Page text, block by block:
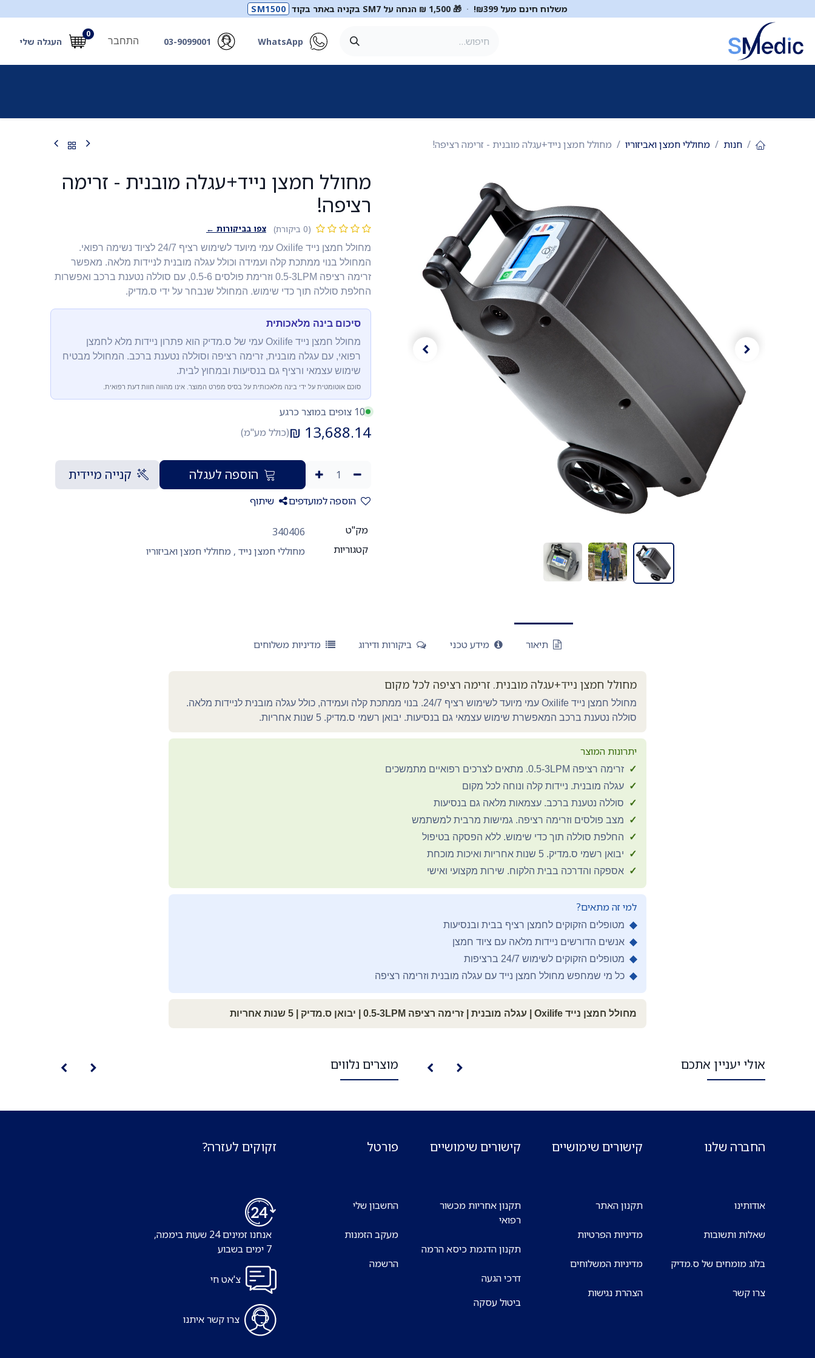
משלוח חינם מעל ₪399! · 🎁 1,500 ₪ הנחה על SM7 בקניה באתר בקוד SM1500
WhatsApp
03-9099001
0
העגלה שלי התחבר
חנות מחוללי חמצן ואביזוריו מחולל חמצן נייד+עגלה מובנית - זרימה רציפה!
מחולל חמצן נייד+עגלה מובנית - זרימה
רציפה!
(0 ביקורת) צפו בביקורות ←
מחולל חמצן נייד Oxilife עמי מיועד לשימוש רציף 24/7 לציוד נשימה רפואי.
המחולל בנוי ממתכת קלה ועמידה וכולל עגלה מובנית לניידות מלאה. מאפשר
זרימה רציפה 0.5-3LPM וזרימת פולסים 0.5-6, עם סוללה נטענת ברכב ואפשרות
החלפת סוללה תוך כדי שימוש. המחולל שנבחר על ידי ס.מדיק.
סיכום בינה מלאכותית
מחולל חמצן נייד Oxilife עמי של ס.מדיק הוא פתרון ניידות מלא לחמצן
רפואי, עם עגלה מובנית, זרימה רציפה וסוללה נטענת ברכב. המחולל מבטיח
שימוש עצמאי ורציף גם בנסיעות ובמחוץ לבית.
סוכם אוטומטית על ידי בינה מלאכותית על בסיס מפרט המוצר. אינו מהווה חוות דעת רפואית.
10 צופים במוצר כרגע
13,688.14
₪(כולל מע"מ)
הוספה לעגלה קנייה מיידית
הוספה למועדפים שיתוף
מק"ט
340406
קטגוריות
מחוללי חמצן נייד, מחוללי חמצן ואביזוריו
תיאור מידע טכני ביקורות ודירוג מדיניות משלוחים
מחולל חמצן נייד+עגלה מובנית. זרימה רציפה לכל מקום
מחולל חמצן נייד Oxilife עמי מיועד לשימוש רציף 24/7. בנוי ממתכת קלה ועמידה, כולל עגלה מובנית לניידות מלאה.
סוללה נטענת ברכב המאפשרת שימוש עצמאי גם בנסיעות. יבואן רשמי ס.מדיק. 5 שנות אחריות.
יתרונות המוצר
✓ זרימה רציפה 0.5-3LPM. מתאים לצרכים רפואיים מתמשכים
✓ עגלה מובנית. ניידות קלה ונוחה לכל מקום
✓
סוללה נטענת ברכב. עצמאות מלאה גם בנסיעות
✓
מצב פולסים וזרימה רציפה. גמישות מרבית למשתמש
✓
החלפת סוללה תוך כדי שימוש. ללא הפסקה בטיפול
✓
יבואן רשמי ס.מדיק. 5 שנות אחריות ואיכות מוכחת
✓ אספקה והדרכה בבית הלקוח. שירות מקצועי ואישי
למי זה מתאים?
◆ מטופלים הזקוקים לחמצן רציף בבית ובנסיעות
◆ אנשים הדורשים ניידות מלאה עם ציוד חמצן
◆ מטופלים הזקוקים לשימוש 24/7 ברציפות
◆ כל מי שמחפש מחולל חמצן נייד עם עגלה מובנית וזרימה רציפה
מחולל חמצן נייד Oxilife | עגלה מובנית | זרימה רציפה 0.5-3LPM | יבואן ס.מדיק | 5 שנות אחריות
אולי יעניין אתכם מוצרים נלווים
החברה שלנו
אודותינו
שאלות ותשובות
בלוג מומחים של ס.מדיק
צרו קשר
קישורים שימושיים
תקנון האתר
מדיניות הפרטיות
מדיניות המשלוחים
הצהרת נגישות
קישורים שימושיים
תקנון אחריות מכשור
רפואי
תקנון הדגמת כיסא הרמה
דרכי הגעה
ביטול עסקה
פורטל
החשבון שלי
מעקב הזמנות
הרשמה
זקוקים לעזרה?
אנחנו זמינים 24 שעות ביממה,
7 ימים בשבוע
צ'אט חי
צרו קשר איתנו